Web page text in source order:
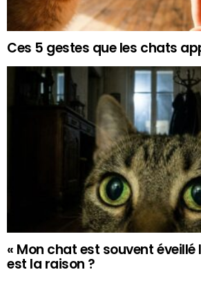
Ces 5 gestes que les chats
« Mon chat est souvent éveillé
est la raison ?